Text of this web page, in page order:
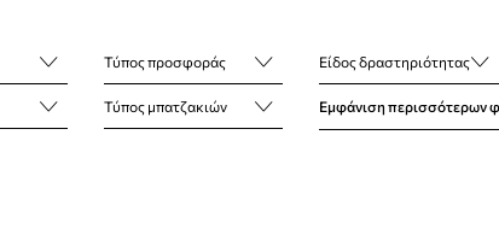
Τύπος προσφοράς Είδος δραστηριότητας
Τύπος μπατζακιών Εμφάνιση περισσότερων